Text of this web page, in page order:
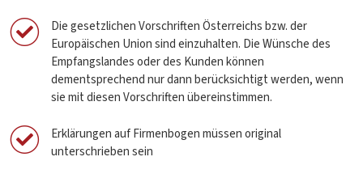
Die gesetzlichen Vorschriften Österreichs bzw. der
Europäischen Union sind einzuhalten. Die Wünsche des
Empfangslandes oder des Kunden können
dementsprechend nur dann berücksichtigt werden, wenn
sie mit diesen Vorschriften übereinstimmen.
Erklärungen auf Firmenbogen müssen original
unterschrieben sein